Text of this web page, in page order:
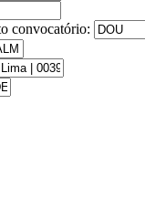
convocatório: